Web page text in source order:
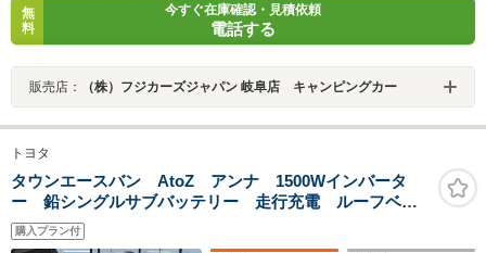
無
料
今すぐ在庫確認・見積依頼
電話する
販売店： （株）フジカーズジャパン 岐阜店 キャンピングカー
トヨタ
タウンエースバン AtoZ アンナ 1500Wインバータ
ー 鉛シングルサブバッテリー 走行充電 ルーフベン
ト サイドオーニング シンク 外部電源 給水タン
ク 排水タンク
購入プラン付